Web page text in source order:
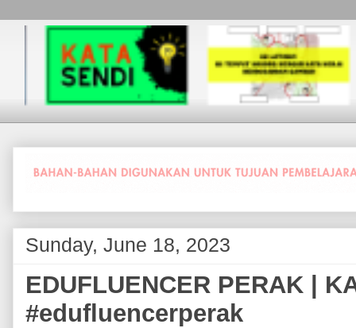
Sunday, June 18, 2023
EDUFLUENCER PERAK |
#edufluencerperak